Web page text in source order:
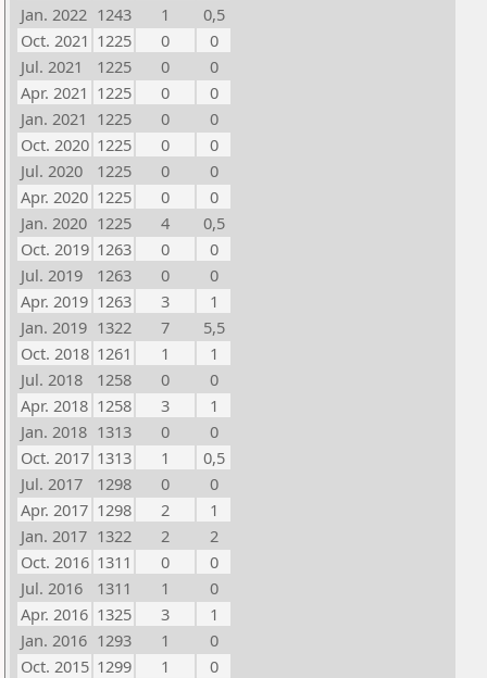
Jan. 2022 1243 1
0,5
Oct. 2021 1225 0
0
Jul. 2021
1225 0
0
Apr. 2021 1225 0
0
Jan. 2021 1225 0
0
Oct. 2020 1225 0
0
Jul. 2020
1225 0
0
Apr. 2020 1225 0
0
Jan. 2020 1225 4
0,5
Oct. 2019 1263 0
0
Jul. 2019
1263 0
0
Apr. 2019 1263 3
1
Jan. 2019 1322 7
5,5
Oct. 2018 1261 1
1
Jul. 2018
1258 0
0
Apr. 2018 1258 3
1
Jan. 2018 1313 0
0
Oct. 2017 1313 1
0,5
Jul. 2017
1298 0
0
Apr. 2017 1298 2
1
Jan. 2017 1322 2
2
Oct. 2016 1311 0
0
Jul. 2016
1311 1
0
Apr. 2016 1325 3
1
Jan. 2016 1293 1
0
Oct. 2015 1299 1
0